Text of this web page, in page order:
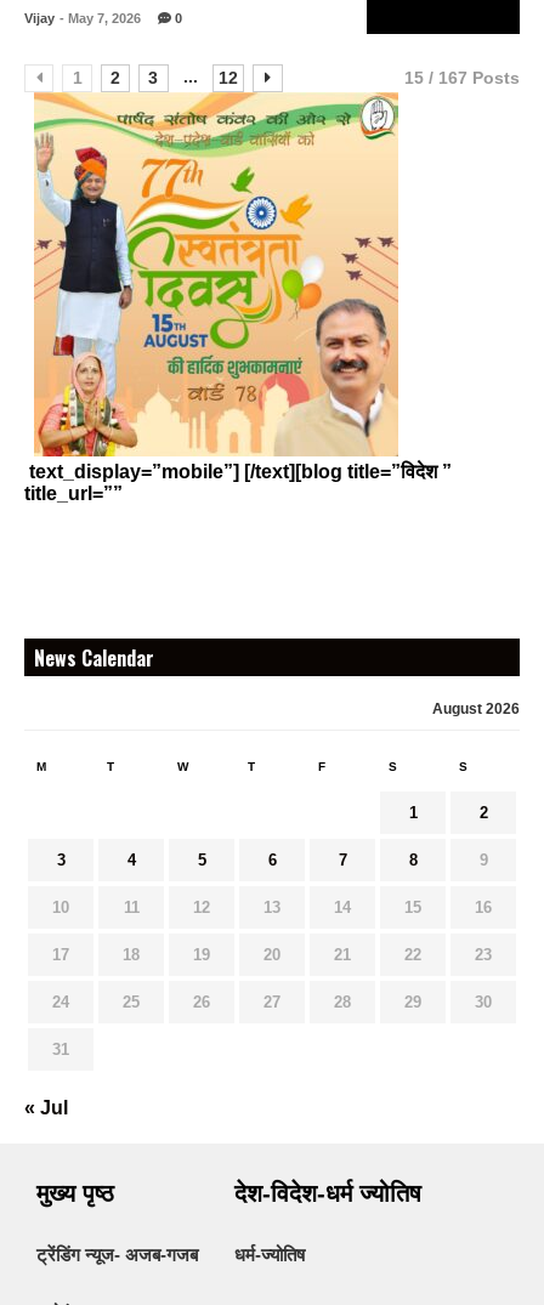
Vijay - May 7, 2026 0
1 2 3 ... 12 15 / 167 Posts
text_display=”mobile”] [/text][blog title=”विदेश ”
title_url=””
News Calendar
August 2026
M T W T F S S
1 2
3 4 5 6 7 8 9
10 11 12 13 14 15 16
17 18 19 20 21 22 23
24 25 26 27 28 29 30
31
« Jul
मुख्य पृष्ठ
ट्रेंडिंग न्यूज- अजब-गजब
देश-विदेश-धर्म ज्योतिष
धर्म-ज्योतिष